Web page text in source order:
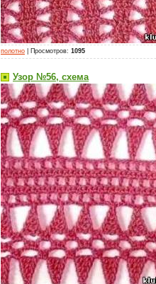
полотно Просмотров: 1095
Узор №56, схема